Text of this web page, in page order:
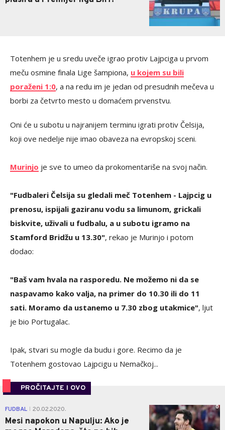
Totenhem je u sredu uveče igrao protiv Lajpciga u prvom
meču osmine finala Lige šampiona, u kojem su bili
poraženi 1:0, a na redu im je jedan od presudnih mečeva u
borbi za četvrto mesto u domaćem prvenstvu.
Oni će u subotu u najranijem terminu igrati protiv Čelsija,
koji ove nedelje nije imao obaveza na evropskoj sceni.
Murinjo je sve to umeo da prokomentariše na svoj način.
"Fudbaleri Čelsija su gledali meč Totenhem - Lajpcig u
prenosu, ispijali gaziranu vodu sa limunom, grickali
biskvite, uživali u fudbalu, a u subotu igramo na
Stamford Bridžu u 13.30", rekao je Murinjo i potom
dodao:
"Baš vam hvala na rasporedu. Ne možemo ni da se
naspavamo kako valja, na primer do 10.30 ili do 11
sati. Moramo da ustanemo u 7.30 zbog utakmice", ljut
je bio Portugalac.
Ipak, stvari su mogle da budu i gore. Recimo da je
Totenhem gostovao Lajpcigu u Nemačkoj...
PROČITAJTE I OVO
FUDBAL 20.02.2020.
Mesi napokon u Napulju: Ako je
0